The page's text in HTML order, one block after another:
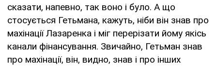
сказати, напевно, так воно і було. А що
стосується Гетьмана, кажуть, ніби він знав про
махінації Лазаренка і міг перерізати йому якісь
канали фінансування. Звичайно, Гетьман знав
про махінації, він, видно, знав і про інших